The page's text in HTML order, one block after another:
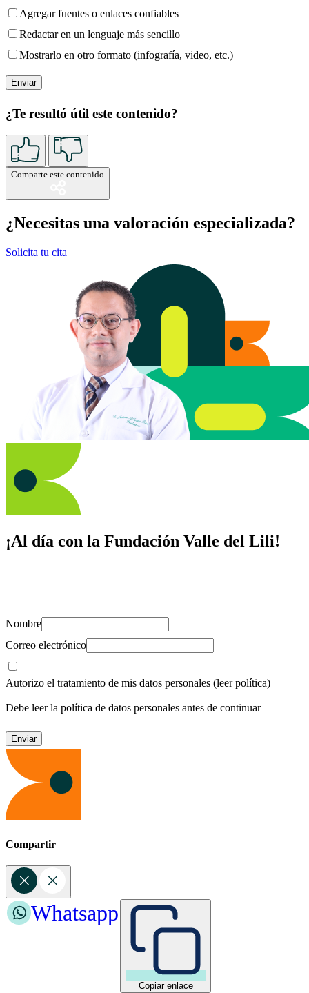
Agregar fuentes o enlaces confiables
Redactar en un lenguaje más sencillo
Mostrarlo en otro formato (infografía, video, etc.)
¿Te resultó útil este contenido?
Comparte este contenido
¿Necesitas una valoración especializada?
Solicita tu cita
¡Al día con la Fundación Valle del Lili!
Nombre
Correo electrónico
Autorizo el tratamiento de mis datos personales (leer política)
Debe leer la política de datos personales antes de continuar
Compartir
Copiar enlace
Whatsapp